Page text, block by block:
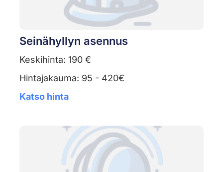
Seinähyllyn asennus
Keskihinta: 190 €
Hintajakauma: 95 - 420€
Katso hinta